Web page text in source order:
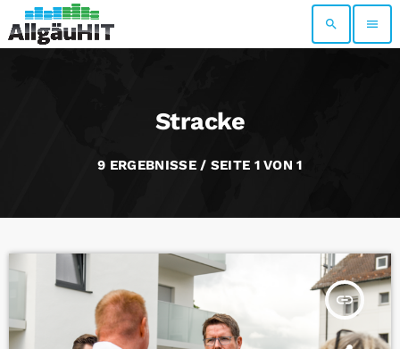
search menu
Stracke
9 ERGEBNISSE / SEITE 1 VON 1
insert_link